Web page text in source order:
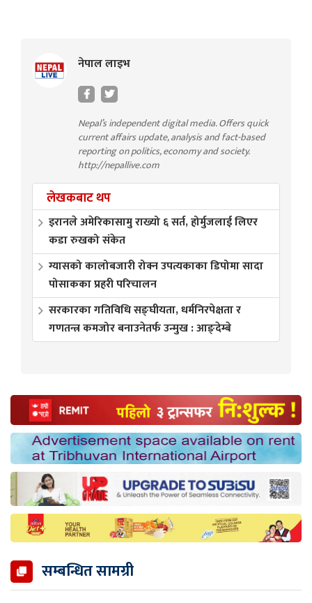
नेपाल लाइभ
Nepal’s independent digital media. Offers quick
current affairs update, analysis and fact-based
reporting on politics, economy and society.
http://nepallive.com
लेखकबाट थप
इरानले अमेरिकासामु राख्यो ६ सर्त, होर्मुजलाई लिएर
कडा रुखको संकेत
ग्यासको कालोबजारी रोक्न उपत्यकाका डिपोमा सादा
पोसाकका प्रहरी परिचालन
सरकारका गतिविधि सङ्घीयता, धर्मनिरपेक्षता र
गणतन्त्र कमजोर बनाउनेतर्फ उन्मुख : आङ्देम्बे
सम्बन्धित सामग्री